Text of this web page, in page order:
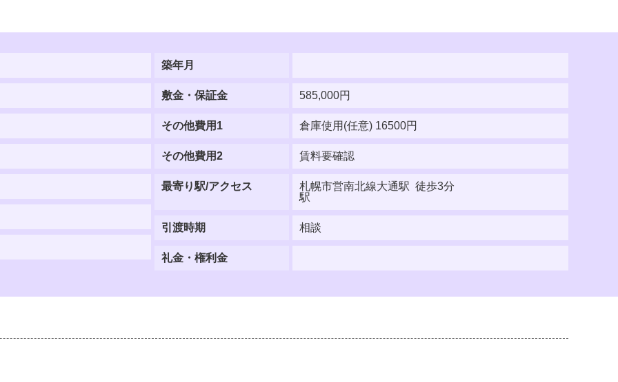
築年月
敷金・保証金 585,000円
その他費用1 倉庫使用(任意) 16500円
その他費用2 賃料要確認
最寄り駅/アクセス
札幌市営南北線大通駅 徒歩3分
駅
引渡時期 相談
礼金・権利金